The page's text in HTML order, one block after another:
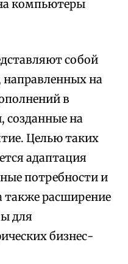
компьютеры
собой
направленных на
в
созданные на
Целью таких
адаптация
потребности и
также расширение
для
бизнес-